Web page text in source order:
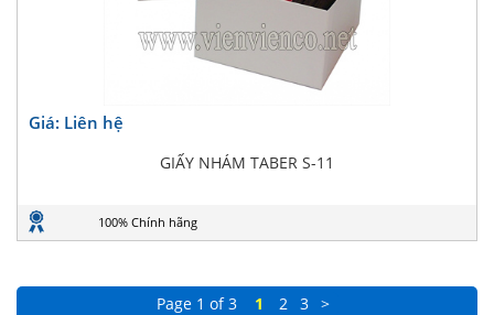
Giá: Liên hệ
GIẤY NHÁM TABER S-11
100% Chính hãng
Page 1 of 3 1 2 3 >